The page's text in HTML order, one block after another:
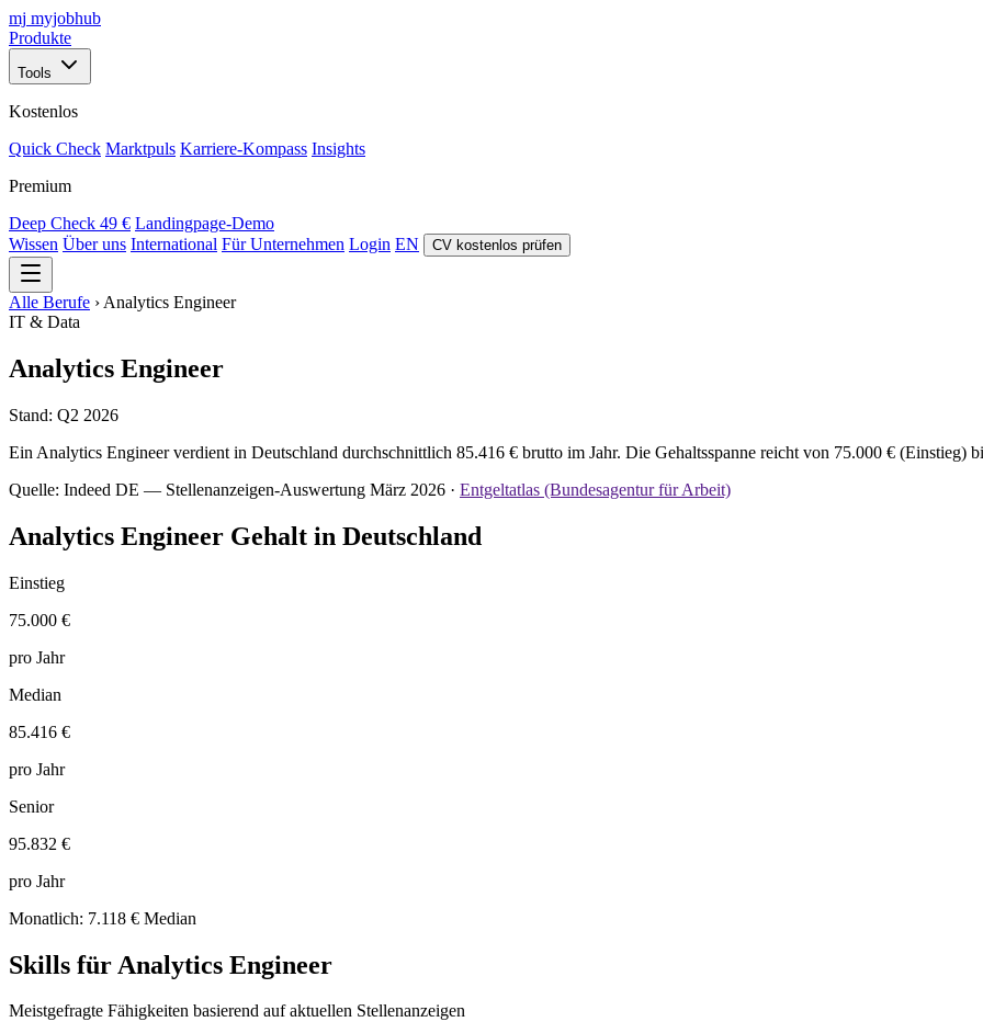
mj myjobhub
Produkte
Tools
Kostenlos
Quick Check Marktpuls Karriere-Kompass Insights
Premium
Deep Check 49 € Landingpage-Demo
Wissen Über uns International Für Unternehmen Login EN CV kostenlos prüfen
Alle Berufe › Analytics Engineer
IT & Data
Analytics Engineer
Stand: Q2 2026
Ein Analytics Engineer verdient in Deutschland durchschnittlich 85.416 € brutto im Jahr. Die Gehaltsspanne reicht von 75.000 € (Einstieg)
Quelle: Indeed DE — Stellenanzeigen-Auswertung März 2026 · Entgeltatlas (Bundesagentur für Arbeit)
Analytics Engineer Gehalt in Deutschland
Einstieg
75.000 €
pro Jahr
Median
85.416 €
pro Jahr
Senior
95.832 €
pro Jahr
Monatlich: 7.118 € Median
Skills für Analytics Engineer
Meistgefragte Fähigkeiten basierend auf aktuellen Stellenanzeigen